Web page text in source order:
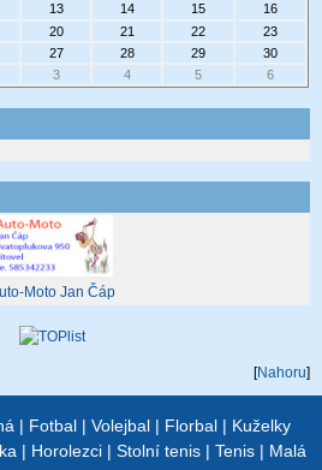
13 14 15
16
20 21 22
23
27 28 29
30
3 4 5 6
Moto Jan Čáp
[Nahoru]
| Fotbal | Volejbal | Florbal | Kuželky
| Horolezci| Stolní tenis| Tenis| Malá